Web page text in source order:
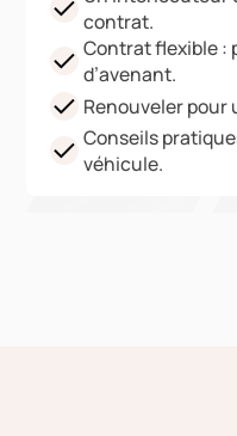
contrat.
Contrat flexible :
d’avenant.
Renouveler pour
Conseils
véhicule.